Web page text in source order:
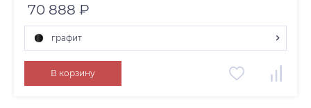
70 888 ₽
графит
графит
нержавеющая сталь
В корзину